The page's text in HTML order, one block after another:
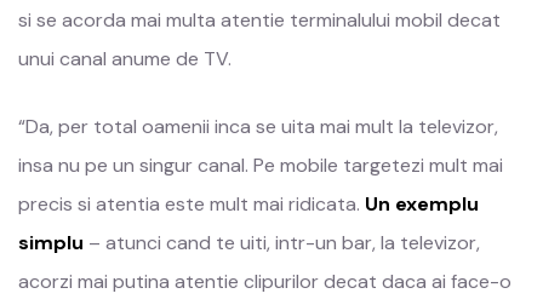
si se acorda mai multa atentie terminalului mobil decat
unui canal anume de TV.
“Da, per total oamenii inca se uita mai mult la televizor,
insa nu pe un singur canal. Pe mobile targetezi mult mai
precis si atentia este mult mai ridicata. Un exemplu
simplu – atunci cand te uiti, intr-un bar, la televizor,
acorzi mai putina atentie clipurilor decat daca ai face-o